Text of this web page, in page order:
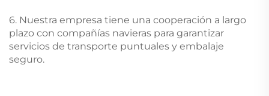
6. Nuestra empresa tiene una cooperación a largo
plazo con compañías navieras para garantizar
servicios de transporte puntuales y embalaje
seguro.